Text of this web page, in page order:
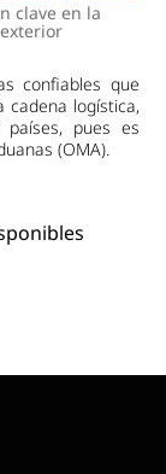
clave en la
confiables que
cadena logística,
pues es
(OMA).